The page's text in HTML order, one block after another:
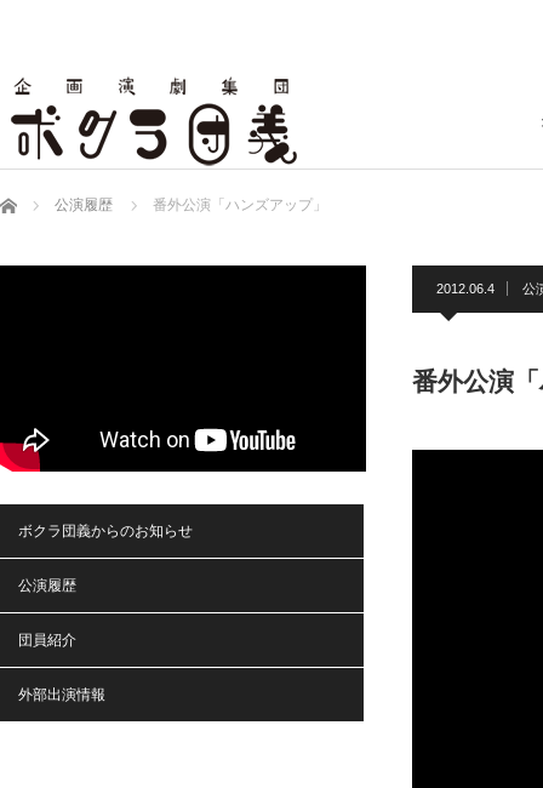
ホーム 公演履歴 番外公演「ハンズアップ」
2012.06.4 公
番外公演
ボクラ団義からのお知らせ
公演履歴
団員紹介
外部出演情報